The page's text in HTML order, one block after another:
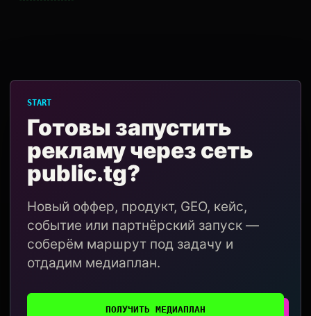
START
Готовы запустить
рекламу через сеть
public.tg?
Новый оффер, продукт, GEO, кейс,
событие или партнёрский запуск —
соберём маршрут под задачу и
отдадим медиаплан.
ПОЛУЧИТЬ МЕДИАПЛАН